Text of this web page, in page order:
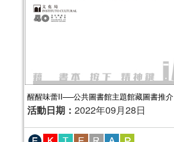
醒醒味蕾II──公共圖書館主題館藏圖書推介
活動日期： 2022年09月28日